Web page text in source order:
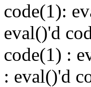
code(1):
eval()'d
code(1) :
: eval()'d